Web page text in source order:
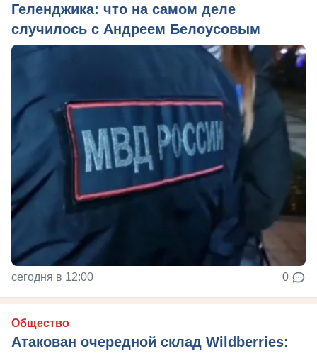
Геленджика: что на самом деле
случилось с Андреем Белоусовым
сегодня в 12:00 0
Общество
Атакован очередной склад Wildberries: